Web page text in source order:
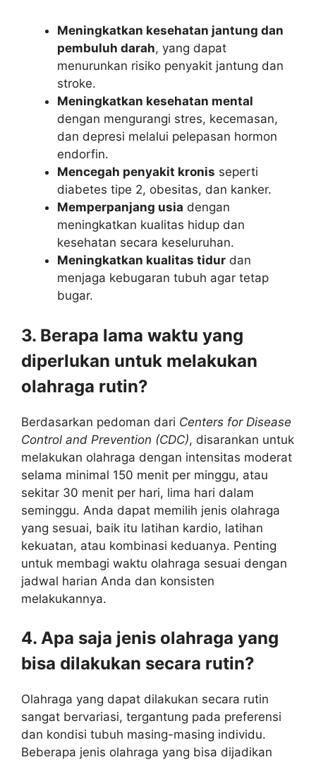
Meningkatkan kesehatan jantung dan
pembuluh darah, yang dapat
menurunkan risiko penyakit jantung dan
stroke.
Meningkatkan kesehatan mental
dengan mengurangi stres, kecemasan,
dan depresi melalui pelepasan hormon
endorfin.
Mencegah penyakit kronis seperti
diabetes tipe 2, obesitas, dan kanker.
Memperpanjang usia dengan
meningkatkan kualitas hidup dan
kesehatan secara keseluruhan.
Meningkatkan kualitas tidur dan
menjaga kebugaran tubuh agar tetap
bugar.
3. Berapa lama waktu yang
diperlukan untuk melakukan
olahraga rutin?
Berdasarkan pedoman dari Centers for Disease
Control and Prevention (CDC), disarankan untuk
melakukan olahraga dengan intensitas moderat
selama minimal 150 menit per minggu, atau
sekitar 30 menit per hari, lima hari dalam
seminggu. Anda dapat memilih jenis olahraga
yang sesuai, baik itu latihan kardio, latihan
kekuatan, atau kombinasi keduanya. Penting
untuk membagi waktu olahraga sesuai dengan
jadwal harian Anda dan konsisten
melakukannya.
4. Apa saja jenis olahraga yang
bisa dilakukan secara rutin?
Olahraga yang dapat dilakukan secara rutin
sangat bervariasi, tergantung pada preferensi
dan kondisi tubuh masing-masing individu.
Beberapa jenis olahraga yang bisa dijadikan